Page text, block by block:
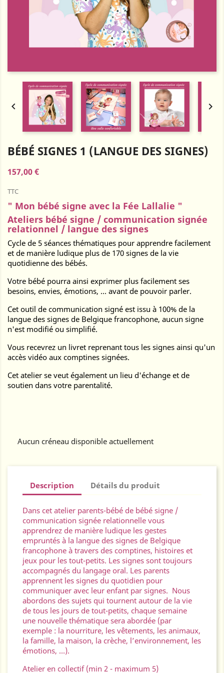
 
BÉBÉ SIGNES 1 (LANGUE DES SIGNES)
157,00 €
TTC
" Mon bébé signe avec la Fée Lallalie "
Ateliers bébé signe / communication signée
relationnel / langue des signes
Cycle de 5 séances thématiques pour apprendre facilement
et de manière ludique plus de 170 signes de la vie
quotidienne des bébés.
Votre bébé pourra ainsi exprimer plus facilement ses
besoins, envies, émotions, ... avant de pouvoir parler.
Cet outil de communication signé est issu à 100% de la
langue des signes de Belgique francophone, aucun signe
n'est modifié ou simplifié.
Vous recevrez un livret reprenant tous les signes ainsi qu'un
accès vidéo aux comptines signées.
Cet atelier se veut également un lieu d'échange et de
soutien dans votre parentalité.
Aucun créneau disponible actuellement
Description Détails du produit
Dans cet atelier parents-bébé de bébé signe /
communication signée relationnelle vous
apprendrez de manière ludique les gestes
empruntés à la langue des signes de Belgique
francophone à travers des comptines, histoires et
jeux pour les tout-petits. Les signes sont toujours
accompagnés du langage oral. Les parents
apprennent les signes du quotidien pour
communiquer avec leur enfant par signes. Nous
abordons des sujets qui tournent autour de la vie
de tous les jours de tout-petits, chaque semaine
une nouvelle thématique sera abordée (par
exemple : la nourriture, les vêtements, les animaux,
la famille, la maison, la crèche, l’environnement, les
émotions, …).
Atelier en collectif (min 2 - maximum 5)